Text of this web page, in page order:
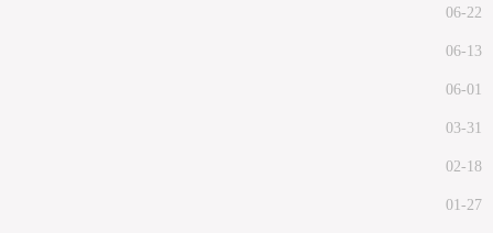
06-22
06-13
06-01
03-31
02-18
01-27